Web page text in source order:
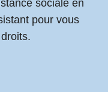
sociale en
pour vous